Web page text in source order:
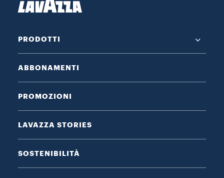
PRODOTTI
ABBONAMENTI
PROMOZIONI
LAVAZZA STORIES
SOSTENIBILITÀ